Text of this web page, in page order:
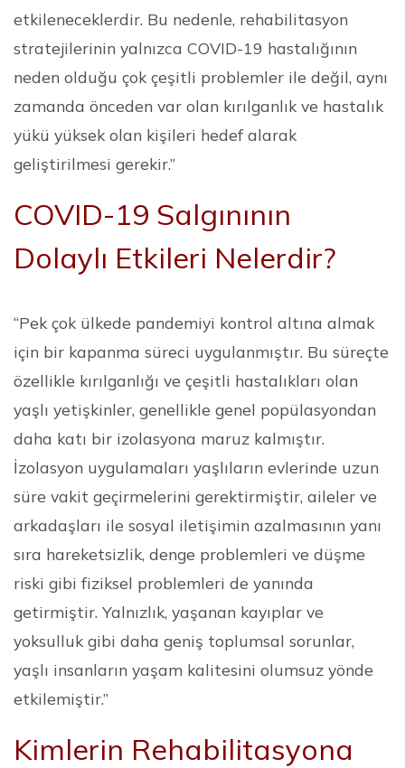
etkileneceklerdir. Bu nedenle, rehabilitasyon
stratejilerinin yalnızca COVID-19 hastalığının
neden olduğu çok çeşitli problemler ile değil, aynı
zamanda önceden var olan kırılganlık ve hastalık
yükü yüksek olan kişileri hedef alarak
geliştirilmesi gerekir.”
COVID-19 Salgınının
Dolaylı Etkileri Nelerdir?
“Pek çok ülkede pandemiyi kontrol altına almak
için bir kapanma süreci uygulanmıştır. Bu süreçte
özellikle kırılganlığı ve çeşitli hastalıkları olan
yaşlı yetişkinler, genellikle genel popülasyondan
daha katı bir izolasyona maruz kalmıştır.
İzolasyon uygulamaları yaşlıların evlerinde uzun
süre vakit geçirmelerini gerektirmiştir, aileler ve
arkadaşları ile sosyal iletişimin azalmasının yanı
sıra hareketsizlik, denge problemleri ve düşme
riski gibi fiziksel problemleri de yanında
getirmiştir. Yalnızlık, yaşanan kayıplar ve
yoksulluk gibi daha geniş toplumsal sorunlar,
yaşlı insanların yaşam kalitesini olumsuz yönde
etkilemiştir.”
Kimlerin Rehabilitasyona